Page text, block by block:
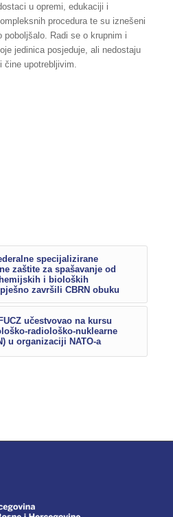
u opremi, edukaciji i
procedura te su iznešeni
Radi se o krupnim i
jedinica posjeduje, ali nedostaju
čine upotrebljivim.
specijalizirane
zaštite za spašavanje od
i bioloških
završili CBRN obuku
učestvovao na kursu
radiološko-nuklearne
u organizaciji NATO-a